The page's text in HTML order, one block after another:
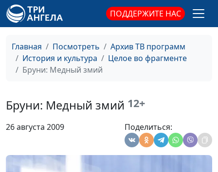
ПОДДЕРЖИТЕ НАС
Главная Посмотреть
Архив ТВ программ
История и культура
Целое во фрагменте
Бруни: Медный змий
Бруни: Медный змий 12+
26 августа 2009 Поделиться:
Религиозные
сюжеты
пустыне
Боровиковский:
Татьяна Лебедева
Петров-Водкин:
Христос - Сеятель
Татьяна Лебедева
Религиозная
живопись
Татьяна Лебедева #23